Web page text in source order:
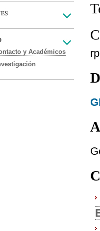
y Académicos